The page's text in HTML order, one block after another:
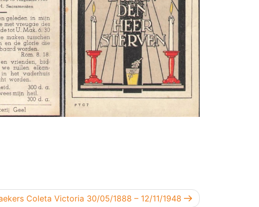
berichtColeta Victoria 30/05/1888 – 12/11/1948